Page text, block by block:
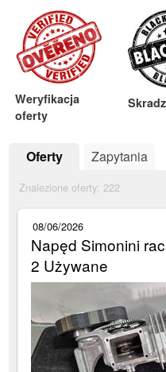
Weryfikacja
oferty
Oferty Zapytania
Znalezione oferty: 222
08/06/2026
Napęd Simonini
2 Używane